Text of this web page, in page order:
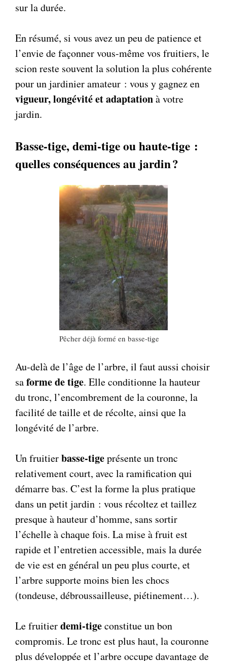
sur la durée.
En résumé, si vous avez un peu de patience et
l’envie de façonner vous-même vos fruitiers, le
scion reste souvent la solution la plus cohérente
pour un jardinier amateur : vous y gagnez en
vigueur, longévité et adaptationà votre
jardin.
Basse-tige, demi-tige ou haute-tige :
quelles conséquences au jardin ?
Pêcher déjà formé en basse-tige
Au-delà de l’âge de l’arbre, il faut aussi choisir
saforme de tige. Elle conditionne la hauteur
du tronc, l’encombrement de la couronne, la
facilité de taille et de récolte, ainsi que la
longévité de l’arbre.
Un fruitierbasse-tigeprésente un tronc
relativement court, avec la ramification qui
démarre bas. C’est la forme la plus pratique
dans un petit jardin : vous récoltez et taillez
presque à hauteur d’homme, sans sortir
l’échelle à chaque fois. La mise à fruit est
rapide et l’entretien accessible, mais la durée
de vie est en général un peu plus courte, et
l’arbre supporte moins bien les chocs
(tondeuse, débroussailleuse, piétinement…).
Le fruitierdemi-tigeconstitue un bon
compromis. Le tronc est plus haut, la couronne
plus développée et l’arbre occupe davantage de